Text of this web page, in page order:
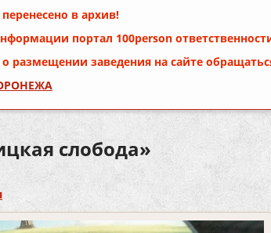
в архив!
портал 100person
размещении заведения на сайте
слобода»